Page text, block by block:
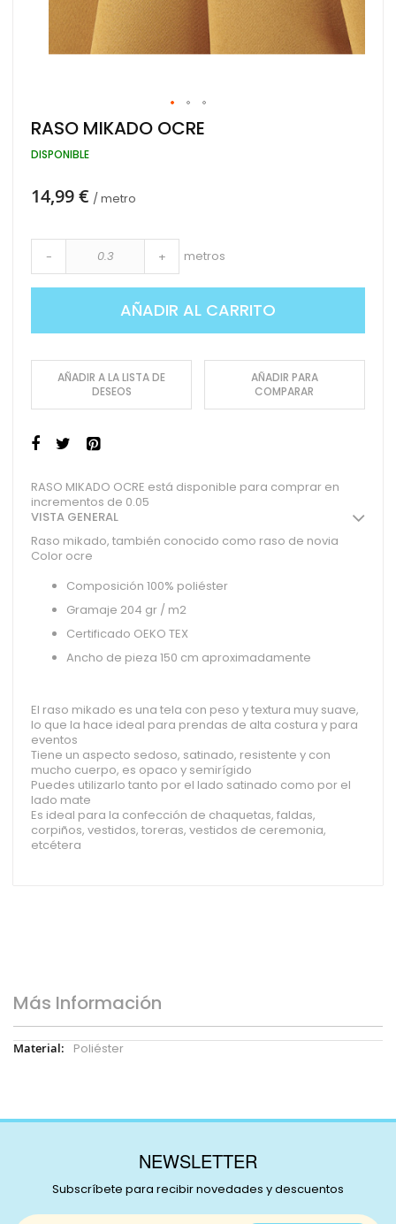
Saltar
al
comienzo
galería
RASO MIKADO OCRE
DISPONIBLE
14,99 € / metro
- + metros
AÑADIR AL CARRITO
AÑADIR A LA LISTA DE
DESEOS
AÑADIR PARA
COMPARAR
RASO MIKADO OCRE está disponible para comprar en
incrementos de 0.05
VISTA GENERAL
Raso mikado, también conocido como raso de novia
Color ocre
Composición 100% poliéster
Gramaje 204 gr / m2
Certificado OEKO TEX
Ancho de pieza 150 cm aproximadamente
El raso mikado es una tela con peso y textura muy suave,
lo que la hace ideal para prendas de alta costura y para
eventos
Tiene un aspecto sedoso, satinado, resistente y con
mucho cuerpo, es opaco y semirígido
Puedes utilizarlo tanto por el lado satinado como por el
lado mate
Es ideal para la confección de chaquetas, faldas,
corpiños, vestidos, toreras, vestidos de ceremonia,
etcétera
Más Información
Más
Poliéster
NEWSLETTER
Subscríbete para recibir novedades y descuentos